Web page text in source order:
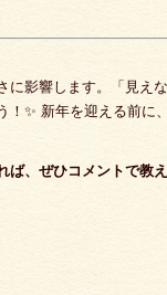
影響します。「見え
✨ 新年を迎える前に
ば、ぜひコメントで教